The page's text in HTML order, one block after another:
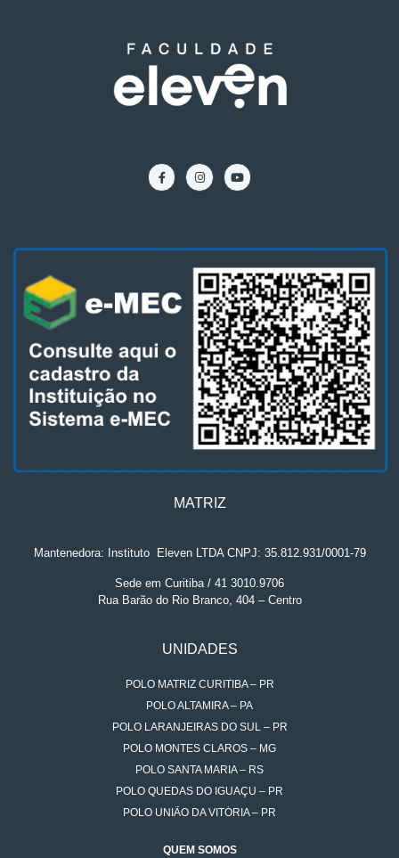
MATRIZ
Mantenedora: Instituto. Eleven LTDA CNPJ: 35.812.931/0001-79
Sede em Curitiba / 41 3010.9706
Rua Barão do Rio Branco, 404 – Centro
UNIDADES
POLO MATRIZ CURITIBA – PR
POLO ALTAMIRA – PA
POLO LARANJEIRAS DO SUL – PR
POLO MONTES CLAROS – MG
POLO SANTA MARIA – RS
POLO QUEDAS DO IGUAÇU – PR
POLO UNIÃO DA VITÓRIA – PR
QUEM SOMOS